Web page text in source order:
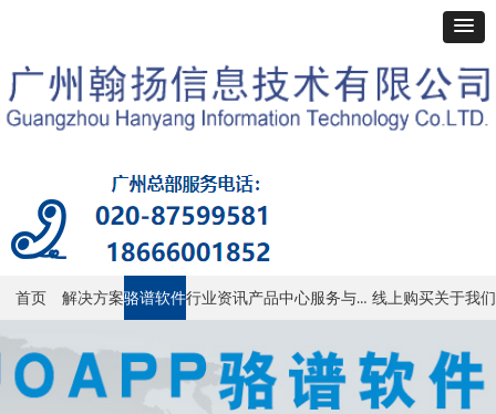
首页 解决方案骆谱软件行业资讯产品中心 服务与支持 线上购买关于我们